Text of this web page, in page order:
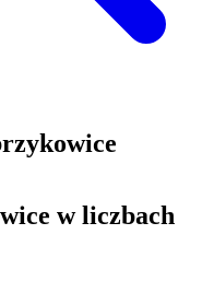
w liczbach